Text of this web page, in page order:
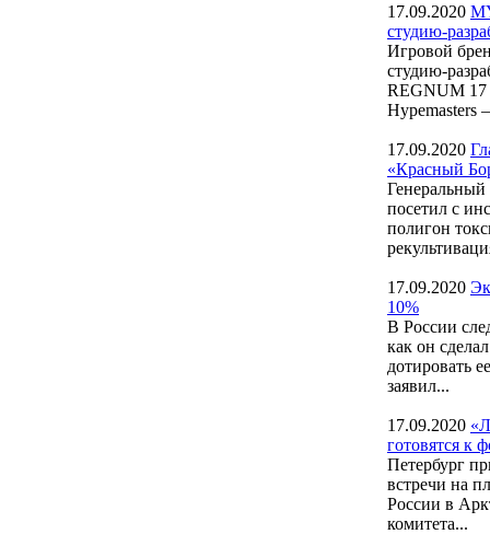
17.09.2020
студию-
Игровой
студию-
REGNUM 17
Hypemasters
17.09.2020
«Красный
Генеральный
посетил с
полигон
17.09.2020
10%
В России
как он
дотировать
заявил...
17.09.2020
готовятся к
Петербург
встречи на
России в
комитета...